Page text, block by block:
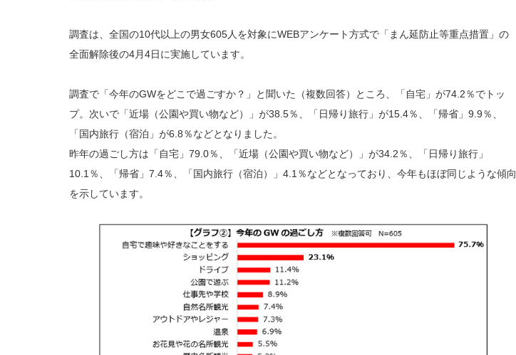
調査は、全国の10代以上の男女605人を対象にWEBアンケート方式で「まん延防止等重点措置」の
全面解除後の4月4日に実施しています。
調査で「今年のGWをどこで過ごすか？」と聞いた（複数回答）ところ、「自宅」が74.2％でトッ
プ。次いで「近場（公園や買い物など）」が38.5％、「日帰り旅行」が15.4％、「帰省」9.9％、
「国内旅行（宿泊」が6.8％などとなりました。
昨年の過ごし方は「自宅」79.0％、「近場（公園や買い物など）」が34.2％、「日帰り旅行」
10.1％、「帰省」7.4％、「国内旅行（宿泊）」4.1％などとなっており、今年もほぼ同じような傾向
を示しています。